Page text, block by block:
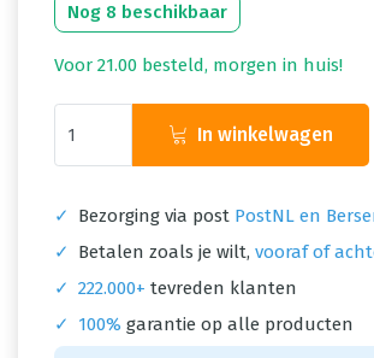
Nog 8 beschikbaar
Voor 21.00 besteld, morgen in huis!
In winkelwagen
✓ Bezorging via post PostNL en
✓
Betalen zoals je wilt, vooraf of
✓ 222.000+ tevreden klanten
✓
100% garantie op alle producten